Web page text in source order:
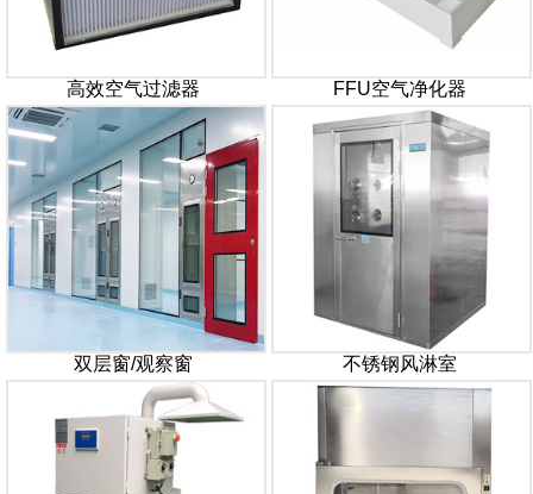
高效空气过滤器 FFU空气净化器
双层窗/观察窗 不锈钢风淋室